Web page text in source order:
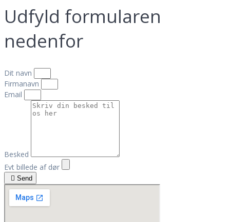
Udfyld formularen
nedenfor
Dit navn
Firmanavn
Email
Besked
Evt billede af dør
Send